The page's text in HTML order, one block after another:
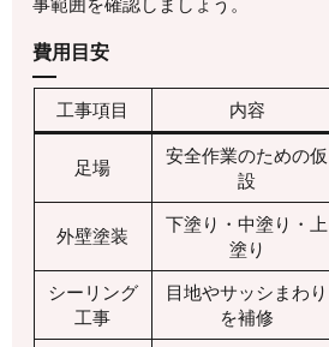
費用目安
工事項目 内容
足場
安全作業のための仮
設
外壁塗装
下塗り・中塗り・上
塗り
シーリング
工事
目地やサッシまわり
を補修